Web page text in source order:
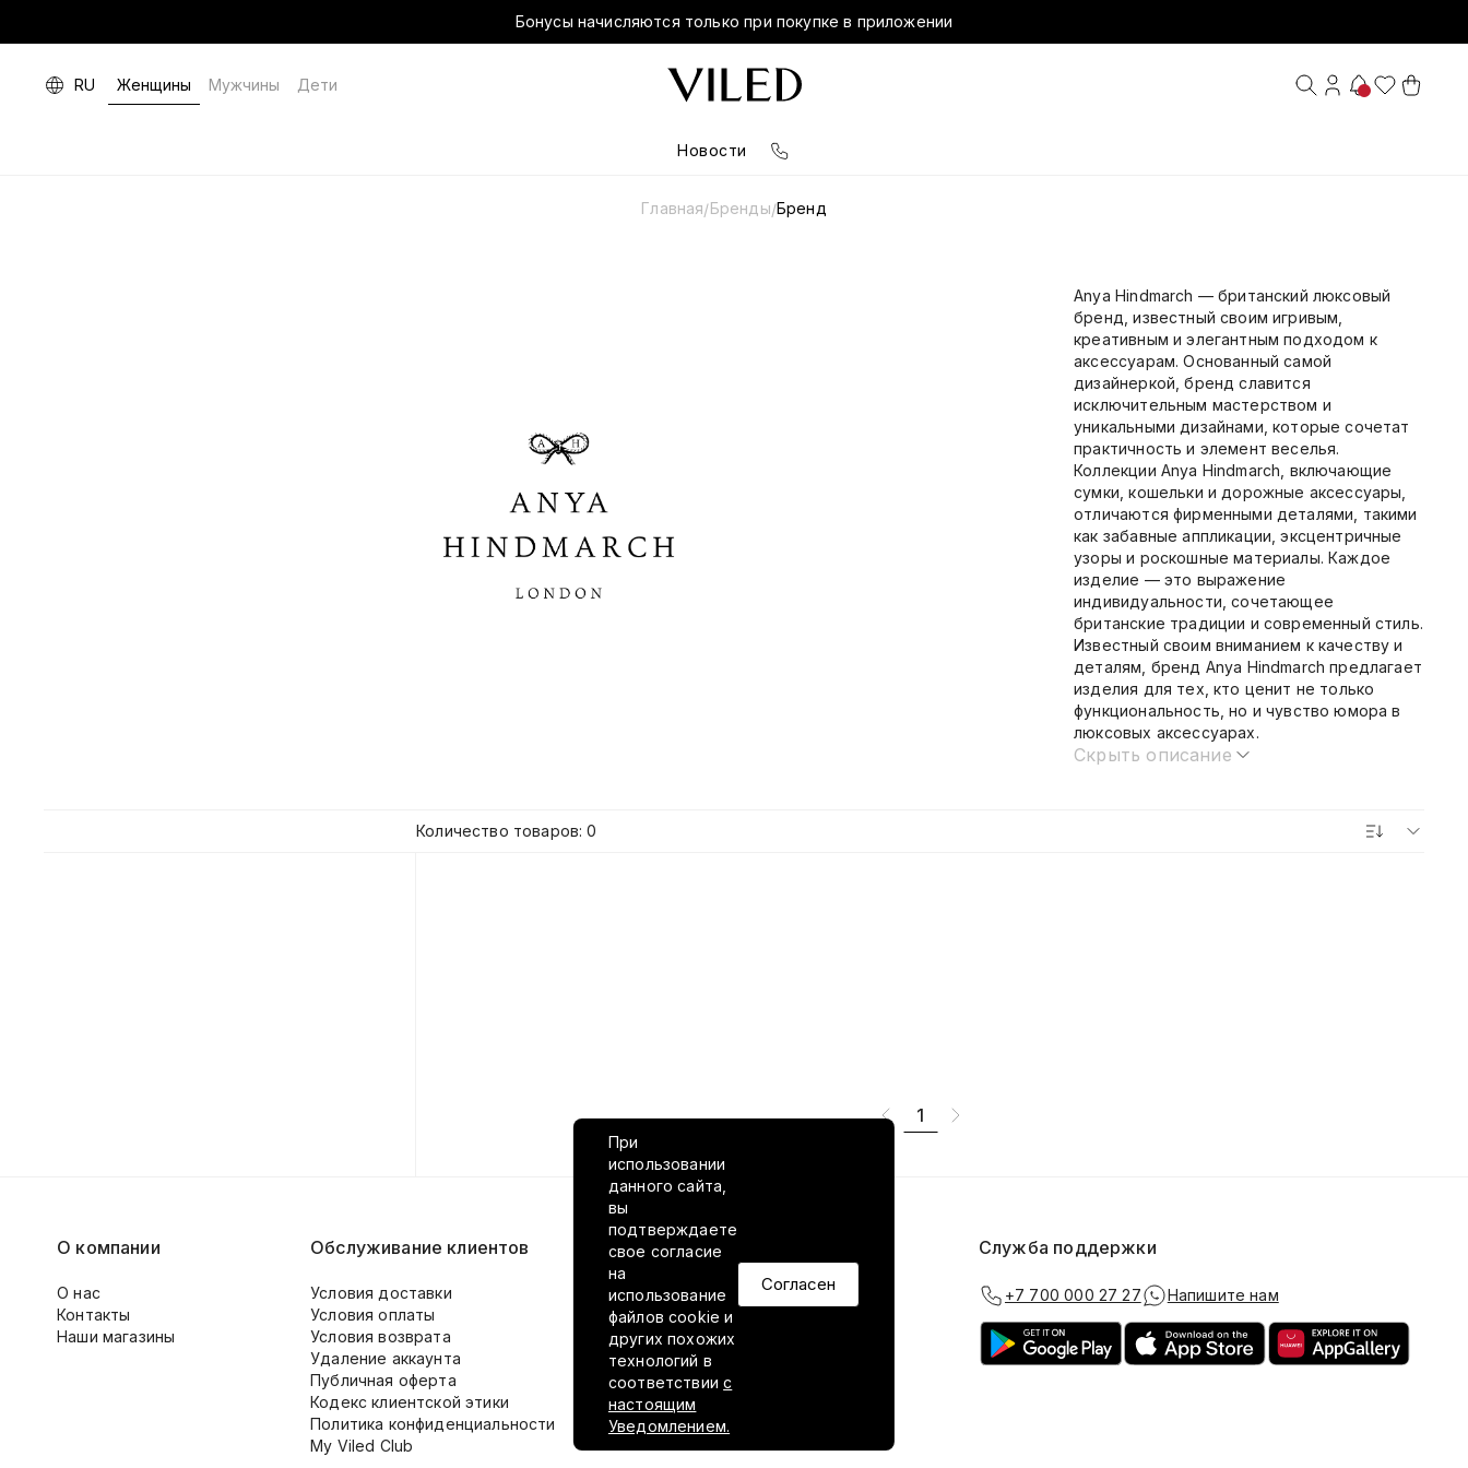
Бонусы начисляются только при покупке в приложении
RU Женщины Мужчины Дети
Новости
Главная/Бренды/Бренд
Anya Hindmarch — британский люксовый
бренд, известный своим игривым,
креативным и элегантным подходом к
аксессуарам. Основанный самой
дизайнеркой, бренд славится
исключительным мастерством и
уникальными дизайнами, которые сочетат
практичность и элемент веселья.
Коллекции Anya Hindmarch, включающие
сумки, кошельки и дорожные аксессуары,
отличаются фирменными деталями, такими
как забавные аппликации, эксцентричные
узоры и роскошные материалы. Каждое
изделие — это выражение
индивидуальности, сочетающее
британские традиции и современный стиль.
Известный своим вниманием к качеству и
деталям, бренд Anya Hindmarch предлагает
изделия для тех, кто ценит не только
функциональность, но и чувство юмора в
люксовых аксессуарах.
Скрыть описание
Количество товаров: 0
1
При
использовании
данного сайта,
вы
подтверждаете
свое согласие
на
использование
файлов cookie и
других похожих
технологий в
соответствиис
настоящим
Уведомлением.
Согласен
О компании
О нас
Контакты
Наши магазины
Обслуживание клиентов
Условия доставки
Условия оплаты
Условия возврата
Удаление аккаунта
Публичная оферта
Кодекс клиентской этики
Политика конфиденциальности
My Viled Club
VILED в соцсетях Служба поддержки
+7 700 000 27 27 Напишите нам